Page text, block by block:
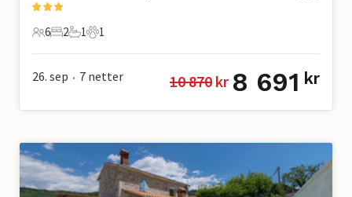
6 Gjester
6
2 Soverom
2
1 Bad
1
1 Kjæledyr
1
26. sep • 7 netter 10 870 kr 8 691 kr